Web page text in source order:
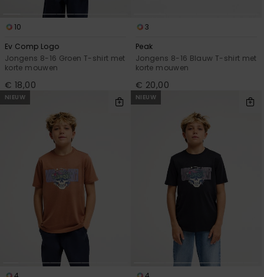
10
Ev Comp Logo
Jongens 8-16 Groen T-shirt met
korte mouwen
€ 18,00
3
Peak
Jongens 8-16 Blauw T-shirt met
korte mouwen
€ 20,00
NIEUW NIEUW